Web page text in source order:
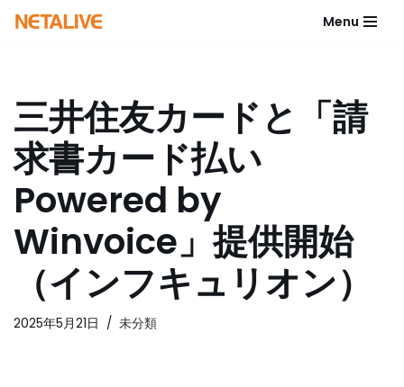
ン
ツ
へ
ス
キ
プ
Menu
三井住友カードと「請
求書カード払い
Powered by
Winvoice」提供開始
（インフキュリオン）
2025年5月21日 未分類